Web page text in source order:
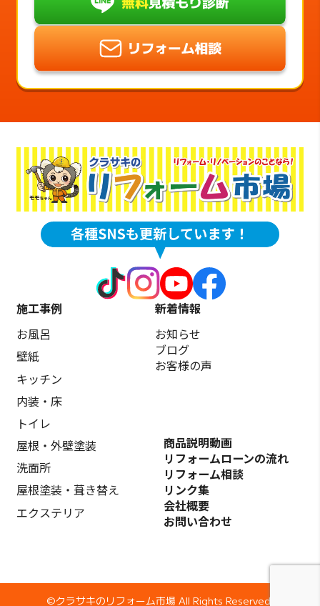
施工事例
お風呂
壁紙
キッチン
内装・床
トイレ
屋根・外壁塗装
洗面所
屋根塗装・葺き替え
エクステリア
新着情報
お知らせ
ブログ
お客様の声
商品説明動画
リフォームローンの流れ
リフォーム相談
リンク集
会社概要
お問い合わせ
©️クラサキのリフォーム市場 All Rights Reserved.